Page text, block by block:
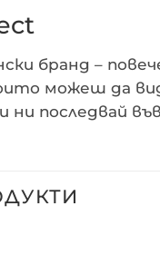
бранд –
можеш да
ни последвай във